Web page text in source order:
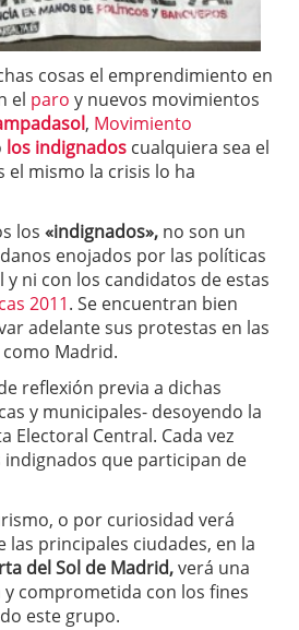
cosas el emprendimiento en
el paro y nuevos movimientos
, Movimiento
los indignados cualquiera sea el
el mismo la crisis lo ha
los «indignados», no son un
enojados por las políticas
ni con los candidatos de estas
2011. Se encuentran bien
adelante sus protestas en las
Madrid.
reflexión previa a dichas
y municipales- desoyendo la
Electoral Central. Cada vez
que participan de
o por curiosidad verá
las principales ciudades, en la
del Sol de Madrid,verá una
comprometida con los fines
este grupo.